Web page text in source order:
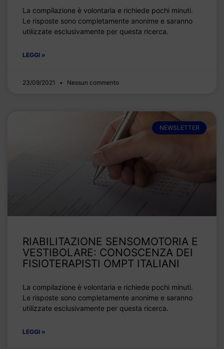
La compilazione è volontaria e richiede pochi minuti.
Le risposte sono completamente anonime e saranno
utilizzate esclusivamente per questa ricerca.
LEGGI »
23/09/2021 Nessun commento
NEWSLETTER
RIABILITAZIONE SENSOMOTORIA E
VESTIBOLARE: CONOSCENZA DEI
FISIOTERAPISTI OMPT ITALIANI
La compilazione è volontaria e richiede pochi minuti.
Le risposte sono completamente anonime e saranno
utilizzate esclusivamente per questa ricerca.
LEGGI »